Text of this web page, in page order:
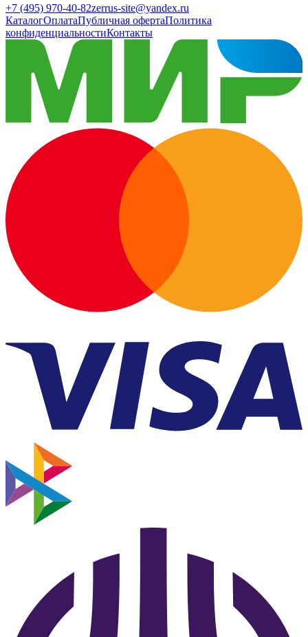
+7 (495) 970-40-82zerrus-site@yandex.ru
КаталогОплатаПубличная офертаПолитика
конфиденциальностиКонтакты